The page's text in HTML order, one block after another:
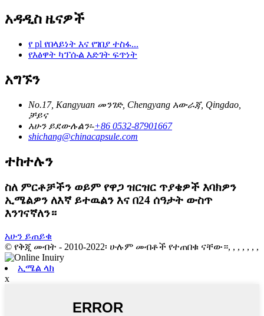
አዳዲስ ዜናዎች
የ pl የበላይነት እና የገበያ ተስፋ...
የእፅዋት ካፕሱል እድገት ፍጥነት
አግኙን
No.17, Kangyuan መንገድ, Chengyang አውራጃ, Qingdao,
ቻይና
አሁን ይደውሉልን፡-+86 0532-87901667
shichang@chinacapsule.com
ተከተሉን
ስለ ምርቶቻችን ወይም የዋጋ ዝርዝር ጥያቄዎች እባክዎን
ኢሜልዎን ለእኛ ይተዉልን እና በ24 ሰዓታት ውስጥ
እንገናኛለን።
አሁን ይጠይቁ
© የቅጂ መብት - 2010-2022፡ ሁሉም መብቶች የተጠበቁ ናቸው።, , , , , , ,
ኢሜል ላክ
x